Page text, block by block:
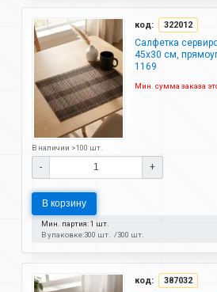
код: 322012
Салфетка
45х30 см,
1169
Мин. сумма заказа
В наличии >100 шт.
- +
В корзину
Мин. партия: 1 шт.
В упаковке:300 шт. 300 шт.
код: 387032